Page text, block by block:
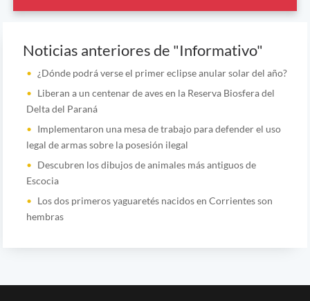
Noticias anteriores de "Informativo"
¿Dónde podrá verse el primer eclipse anular solar del año?
Liberan a un centenar de aves en la Reserva Biosfera del
Delta del Paraná
Implementaron una mesa de trabajo para defender el uso
legal de armas sobre la posesión ilegal
Descubren los dibujos de animales más antiguos de
Escocia
Los dos primeros yaguaretés nacidos en Corrientes son
hembras